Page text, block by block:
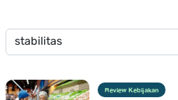
Review Kebijakan